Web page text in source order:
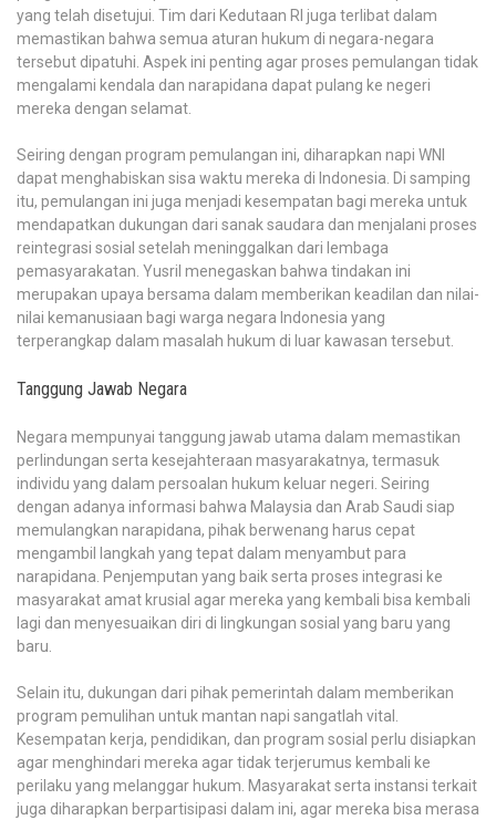
yang telah disetujui. Tim dari Kedutaan RI juga terlibat dalam
memastikan bahwa semua aturan hukum di negara-negara
tersebut dipatuhi. Aspek ini penting agar proses pemulangan tidak
mengalami kendala dan narapidana dapat pulang ke negeri
mereka dengan selamat.
Seiring dengan program pemulangan ini, diharapkan napi WNI
dapat menghabiskan sisa waktu mereka di Indonesia. Di samping
itu, pemulangan ini juga menjadi kesempatan bagi mereka untuk
mendapatkan dukungan dari sanak saudara dan menjalani proses
reintegrasi sosial setelah meninggalkan dari lembaga
pemasyarakatan. Yusril menegaskan bahwa tindakan ini
merupakan upaya bersama dalam memberikan keadilan dan nilai-
nilai kemanusiaan bagi warga negara Indonesia yang
terperangkap dalam masalah hukum di luar kawasan tersebut.
Tanggung Jawab Negara
Negara mempunyai tanggung jawab utama dalam memastikan
perlindungan serta kesejahteraan masyarakatnya, termasuk
individu yang dalam persoalan hukum keluar negeri. Seiring
dengan adanya informasi bahwa Malaysia dan Arab Saudi siap
memulangkan narapidana, pihak berwenang harus cepat
mengambil langkah yang tepat dalam menyambut para
narapidana. Penjemputan yang baik serta proses integrasi ke
masyarakat amat krusial agar mereka yang kembali bisa kembali
lagi dan menyesuaikan diri di lingkungan sosial yang baru yang
baru.
Selain itu, dukungan dari pihak pemerintah dalam memberikan
program pemulihan untuk mantan napi sangatlah vital.
Kesempatan kerja, pendidikan, dan program sosial perlu disiapkan
agar menghindari mereka agar tidak terjerumus kembali ke
perilaku yang melanggar hukum. Masyarakat serta instansi terkait
juga diharapkan berpartisipasi dalam ini, agar mereka bisa merasa